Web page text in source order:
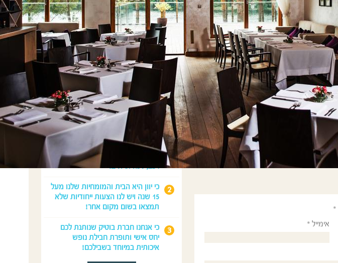
מדוע לנפוש איתנו?
כי נדאג לכל מה שצריך לחופשה
המושלמת שלכם: טיסות, השכרת
רכב, לינה וטיולים.
כי יוון היא הבית והמומחיות שלנו מעל
15 שנה ויש לנו הצעות ייחודיות שלא
תמצאו בשום מקום אחר!
כי אנחנו חברת בוטיק שנותנת לכם
יחס אישי ותופרת חבילת נופש
איכותית במיוחד בשבילכם!
*
אימייל *